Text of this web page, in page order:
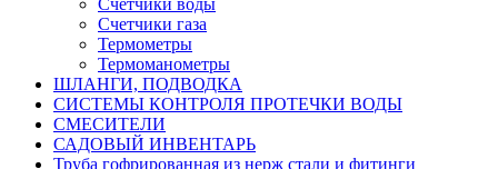
Счетчики воды
Счетчики газа
Термометры
Термоманометры
ШЛАНГИ, ПОДВОДКА
СИСТЕМЫ КОНТРОЛЯ ПРОТЕЧКИ ВОДЫ
СМЕСИТЕЛИ
САДОВЫЙ ИНВЕНТАРЬ
Труба гофрированная из нерж стали и фитинги